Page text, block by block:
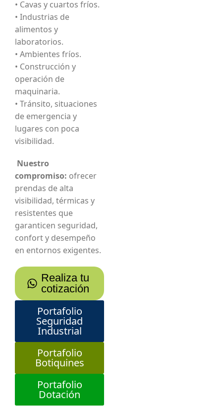
• Cavas y cuartos fríos.
• Industrias de
alimentos y
laboratorios.
• Ambientes fríos.
• Construcción y
operación de
maquinaria.
• Tránsito, situaciones
de emergencia y
lugares con poca
visibilidad.
Nuestro
compromiso: ofrecer
prendas de alta
visibilidad, térmicas y
resistentes que
garanticen seguridad,
confort y desempeño
en entornos exigentes.
Realiza tu
cotización
Portafolio
Seguridad
Industrial
Portafolio
Botiquines
Portafolio
Dotación